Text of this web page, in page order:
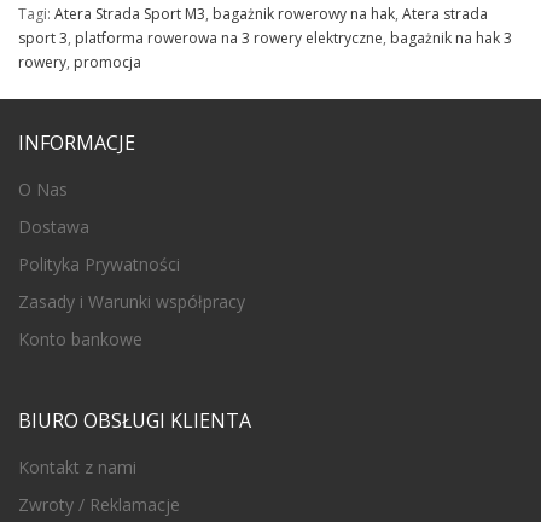
Tagi: Atera Strada Sport M3, bagażnik rowerowy na hak, Atera strada
sport 3, platforma rowerowa na 3 rowery elektryczne, bagażnik na hak 3
rowery, promocja
INFORMACJE
O Nas
Dostawa
Polityka Prywatności
Zasady i Warunki współpracy
Konto bankowe
BIURO OBSŁUGI KLIENTA
Kontakt z nami
Zwroty / Reklamacje